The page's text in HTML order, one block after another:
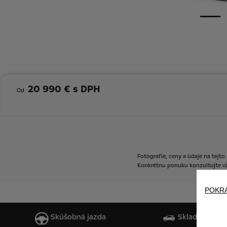
Od 20 990 € s DPH
Fotografie, ceny a údaje na tejto
Konkrétnu ponuku konzultujte
Skúšobná jazda Skladové